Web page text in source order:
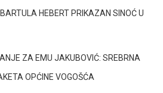
HEBERT PRIKAZAN SINOĆ U
ZA EMU JAKUBOVIĆ: SREBRNA
OPĆINE VOGOŠĆA